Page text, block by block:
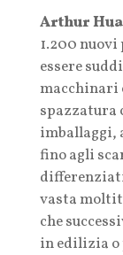
Arthur
1.200 nuovi
essere
macchinari
imballaggi,
fino agli
vasta
che
in edilizia o